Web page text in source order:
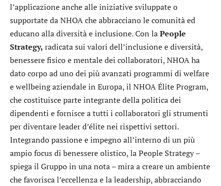
l’applicazione anche alle iniziative sviluppate o
supportate da NHOA che abbracciano le comunità ed
educano alla diversità e inclusione. Con laPeople
Strategy, radicata sui valori dell’inclusione e diversità,
benessere fisico e mentale dei collaboratori, NHOA ha
dato corpo ad uno dei più avanzati programmi di welfare
e wellbeing aziendale in Europa, il NHOA Élite Program,
che costituisce parte integrante della politica dei
dipendenti e fornisce a tutti i collaboratori gli strumenti
per diventare leader d’élite nei rispettivi settori.
Integrando passione e impegno all’interno di un più
ampio focus di benessere olistico, la People Strategy –
spiega il Gruppo in una nota – mira a creare un ambiente
che favorisca l’eccellenza e la leadership, abbracciando